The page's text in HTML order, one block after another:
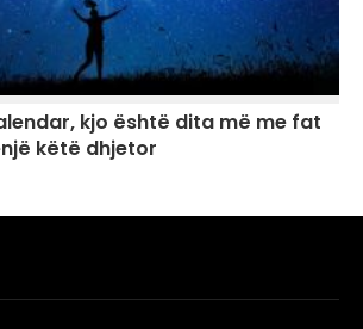
kjo është dita më me fat
këtë dhjetor